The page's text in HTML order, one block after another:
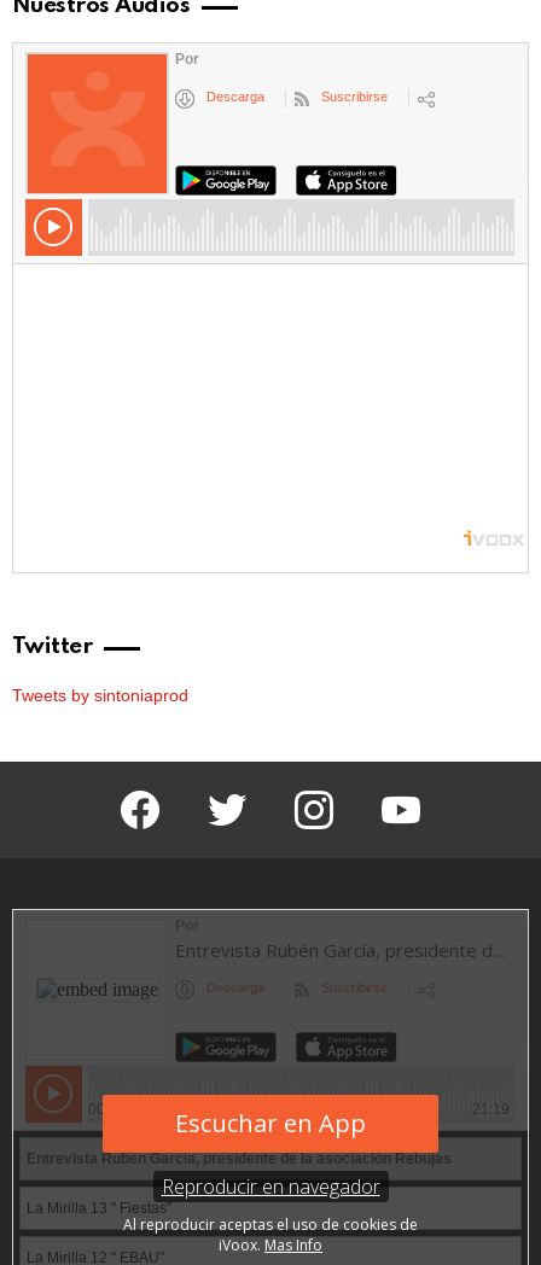
Nuestros Audios
Twitter
Tweets by sintoniaprod
facebook twitter instagram youtube